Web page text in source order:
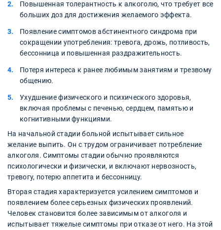
Повышенная толерантность к алкоголю, что требует все
больших доз для достижения желаемого эффекта.
Появление симптомов абстинентного синдрома при
сокращении употребления: тревога, дрожь, потливость,
бессонница и повышенная раздражительность.
Потеря интереса к ранее любимым занятиям и трезвому
общению.
Ухудшение физического и психического здоровья,
включая проблемы с печенью, сердцем, памятью и
когнитивными функциями.
На начальной стадии больной испытывает сильное
желание выпить. Он с трудом ограничивает потребление
алкоголя. Симптомы стадии обычно проявляются
психологически и физически, и включают нервозность,
тревогу, потерю аппетита и бессонницу.
Вторая стадия характеризуется усилением симптомов и
появлением более серьезных физических проявлений.
Человек становится более зависимым от алкоголя и
испытывает тяжелые симптомы при отказе от него. На этой